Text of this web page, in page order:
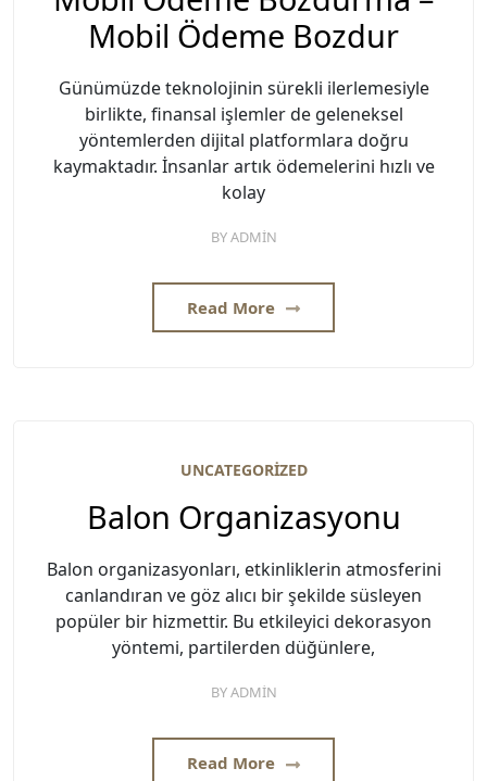
Mobil Ödeme Bozdur
Günümüzde teknolojinin sürekli ilerlemesiyle
birlikte, finansal işlemler de geleneksel
yöntemlerden dijital platformlara doğru
kaymaktadır. İnsanlar artık ödemelerini hızlı ve
kolay
BYADMIN
Read More
UNCATEGORIZED
Balon Organizasyonu
Balon organizasyonları, etkinliklerin atmosferini
canlandıran ve göz alıcı bir şekilde süsleyen
popüler bir hizmettir. Bu etkileyici dekorasyon
yöntemi, partilerden düğünlere,
BYADMIN
Read More